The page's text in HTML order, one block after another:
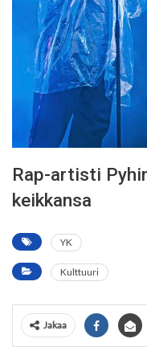
Rap-artisti
keikkansa
YK
Kulttuuri
Jakaa